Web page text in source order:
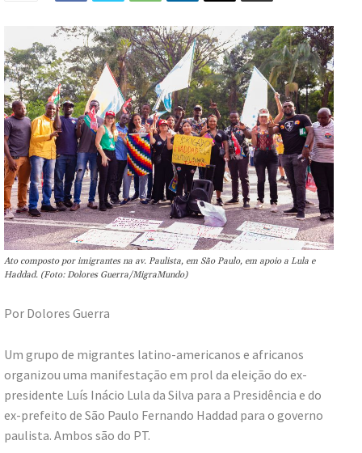
Ato composto por imigrantes na av. Paulista, em São Paulo, em apoio a Lula e
Haddad. (Foto: Dolores Guerra/MigraMundo)
Por Dolores Guerra
Um grupo de migrantes latino-americanos e africanos
organizou uma manifestação em prol da eleição do ex-
presidente Luís Inácio Lula da Silva para a Presidência e do
ex-prefeito de São Paulo Fernando Haddad para o governo
paulista. Ambos são do PT.